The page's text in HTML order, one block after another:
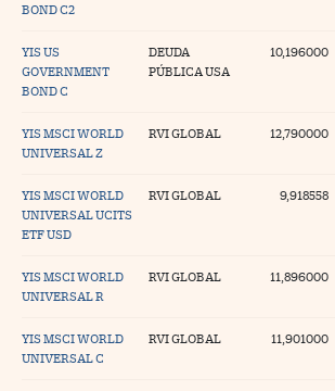
BOND C2
YIS US
GOVERNMENT
BOND C
DEUDA
PÚBLICA USA
10,196000
YIS MSCI WORLD
UNIVERSAL Z
RVI GLOBAL 12,790000
YIS MSCI WORLD
UNIVERSAL UCITS
ETF USD
RVI GLOBAL 9,918558
YIS MSCI WORLD
UNIVERSAL R
RVI GLOBAL 11,896000
YIS MSCI WORLD
UNIVERSAL C
RVI GLOBAL 11,901000